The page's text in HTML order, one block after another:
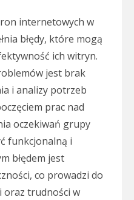
internetowych w
błędy, które mogą
ich witryn.
jest brak
i analizy potrzeb
prac nad
oczekiwań grupy
funkcjonalną i
błędem jest
co prowadzi do
oraz trudności w